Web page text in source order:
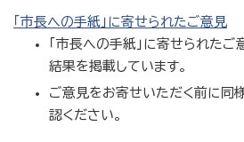
「市長への手紙」に寄せられたご意見
「市長への手紙」に寄せられた
結果を掲載しています。
ご意見をお寄せいただく前に同
認ください。